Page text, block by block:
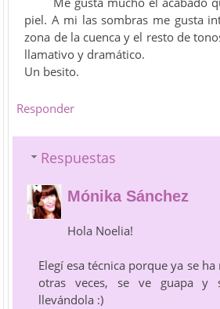
piel. A mi las sombras me gusta
zona de la cuenca y el resto de
llamativo y dramático.
Un besito.
Responder
Respuestas
Mónika Sánchez
Hola Noelia!
Elegí esa técnica porque ya se
otras veces, se ve guapa y
llevándola :)